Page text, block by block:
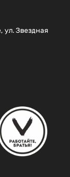
ул. Звездная